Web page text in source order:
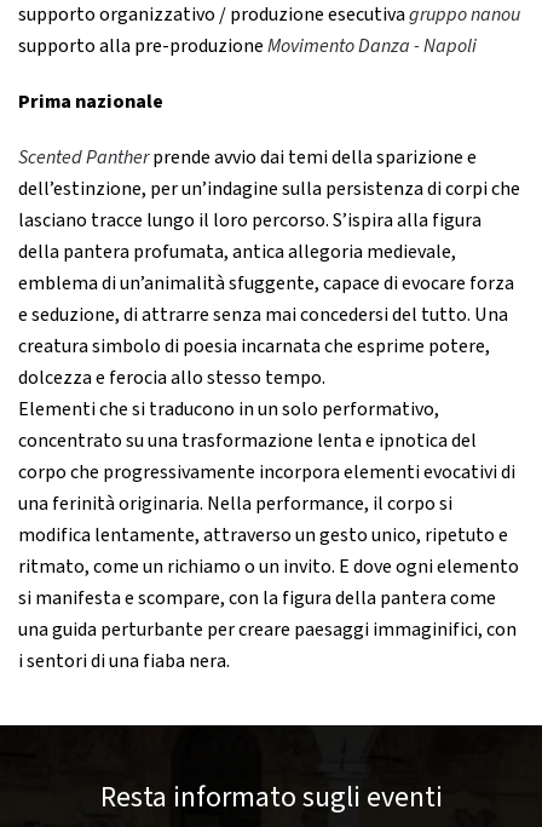
supporto organizzativo / produzione esecutivagruppo nanou
supporto alla pre-produzioneMovimento Danza - Napoli
Prima nazionale
Scented Pantherprende avvio dai temi della sparizione e
dell’estinzione, per un’indagine sulla persistenza di corpi che
lasciano tracce lungo il loro percorso. S’ispira alla figura
della pantera profumata, antica allegoria medievale,
emblema di un’animalità sfuggente, capace di evocare forza
e seduzione, di attrarre senza mai concedersi del tutto. Una
creatura simbolo di poesia incarnata che esprime potere,
dolcezza e ferocia allo stesso tempo.
Elementi che si traducono in un solo performativo,
concentrato su una trasformazione lenta e ipnotica del
corpo che progressivamente incorpora elementi evocativi di
una ferinità originaria. Nella performance, il corpo si
modifica lentamente, attraverso un gesto unico, ripetuto e
ritmato, come un richiamo o un invito. E dove ogni elemento
si manifesta e scompare, con la figura della pantera come
una guida perturbante per creare paesaggi immaginifici, con
i sentori di una fiaba nera.
Resta informato sugli eventi